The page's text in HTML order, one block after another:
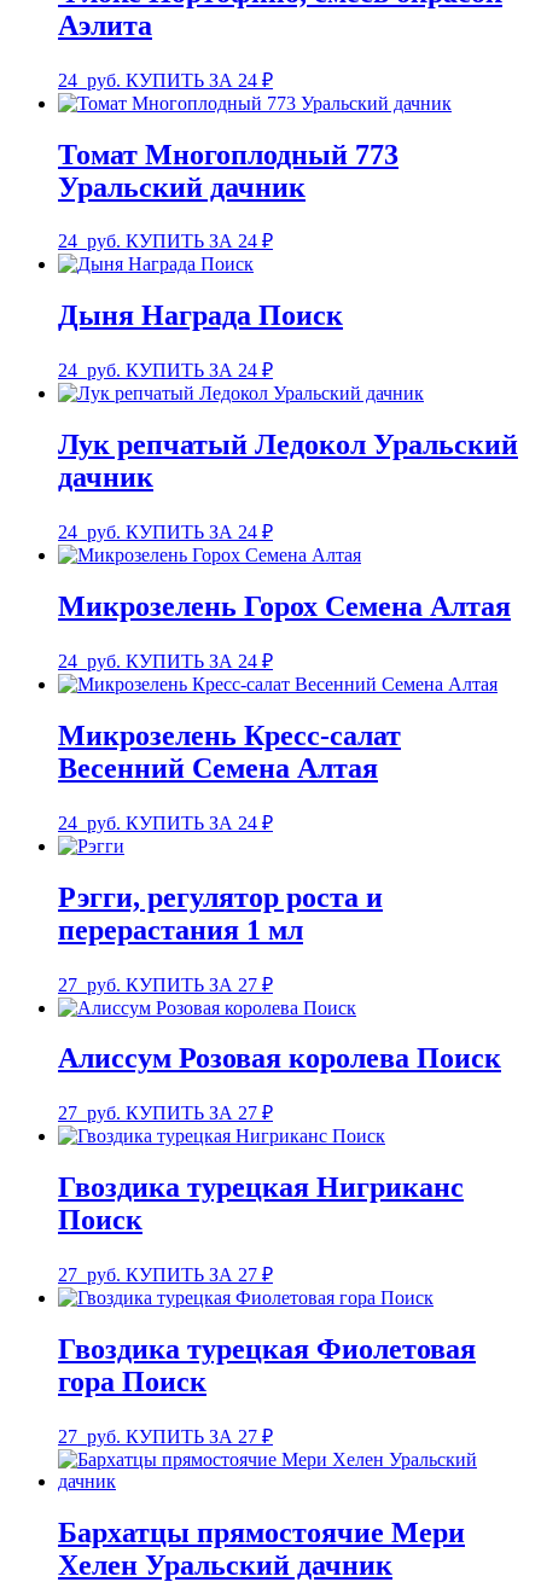
Аэлита
24 руб. КУПИТЬ ЗА 24 ₽
Томат Многоплодный 773
Уральский дачник
24 руб. КУПИТЬ ЗА 24 ₽
Дыня Награда Поиск
24 руб. КУПИТЬ ЗА 24 ₽
Лук репчатый Ледокол Уральский
дачник
24 руб. КУПИТЬ ЗА 24 ₽
Микрозелень Горох Семена Алтая
24 руб. КУПИТЬ ЗА 24 ₽
Микрозелень Кресс-салат
Весенний Семена Алтая
24 руб. КУПИТЬ ЗА 24 ₽
Рэгги, регулятор роста и
перерастания 1 мл
27 руб. КУПИТЬ ЗА 27 ₽
Алиссум Розовая королева Поиск
27 руб. КУПИТЬ ЗА 27 ₽
Гвоздика турецкая Нигриканс
Поиск
27 руб. КУПИТЬ ЗА 27 ₽
Гвоздика турецкая Фиолетовая
гора Поиск
27 руб. КУПИТЬ ЗА 27 ₽
Бархатцы прямостоячие Мери
Хелен Уральский дачник